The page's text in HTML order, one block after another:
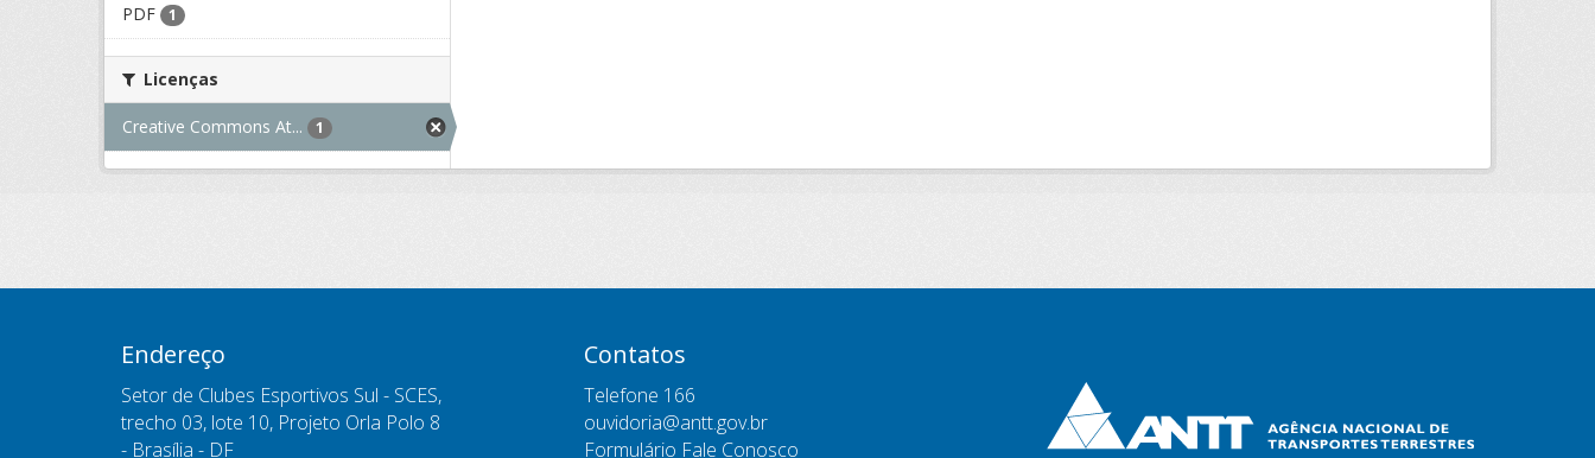
PDF 1
Licenças
Creative Commons At... 1
Endereço
Setor de Clubes Esportivos Sul - SCES,
trecho 03, lote 10, Projeto Orla Polo 8
- Brasília - DF
Contatos
Telefone 166
ouvidoria@antt.gov.br
Formulário Fale Conosco